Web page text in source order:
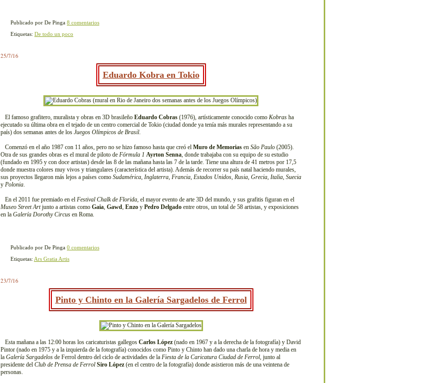
Publicado por De Pinga 8 comentarios
Etiquetas: De todo un poco
25/7/16
Eduardo Kobra en Tokio
El famoso grafitero, muralista y obras en 3D brasileño Eduardo Cobras (1976), artísticamente conocido como Kobras ha
ejecutado su última obra en el tejado de un centro comercial de Tokio (ciudad donde ya tenía más murales representando a su
país) dos semanas antes de los Juegos Olímpicos de Brasil.
Comenzó en el año 1987 con 11 años, pero no se hizo famoso hasta que creó el Muro de Memorias en São Paulo (2005).
Otra de sus grandes obras es el mural de piloto de Fórmula 1 Ayrton Senna, donde trabajaba con su equipo de su estudio
(fundado en 1995 y con doce artistas) desde las 8 de las mañana hasta las 7 de la tarde. Tiene una altura de 41 metros por 17,5
donde muestra colores muy vivos y triangulares (característica del artista). Además de recorrer su país natal haciendo murales,
sus proyectos llegaron más lejos a países como Sudamérica, Inglaterra, Francia, Estados Unidos, Rusia, Grecia, Italia, Suecia
y Polonia.
En el 2011 fue premiado en el Festival Chalk de Florida, el mayor evento de arte 3D del mundo, y sus grafitis figuran en el
Museo Street Artjunto a artistas como Gaia, Gawd, Enzo y Pedro Delgado entre otros, un total de 58 artistas, y exposiciones
en la Galería Dorothy Circus en Roma.
Publicado por De Pinga 0 comentarios
Etiquetas: Ars Gratia Artis
23/7/16
Pinto y Chinto en la Galería Sargadelos de Ferrol
Esta mañana a las 12:00 horas los caricaturistas gallegos Carlos López (nado en 1967 y a la derecha de la fotografía) y David
Pintor (nado en 1975 y a la izquierda de la fotografía) conocidos como Pinto y Chinto han dado una charla de hora y media en
la Galería Sargadelos de Ferrol dentro del ciclo de actividades de la Fiesta de la Caricatura Ciudad de Ferrol, junto al
presidente del Club de Prensa de Ferrol Siro López (en el centro de la fotografía) donde asistieron más de una veintena de
personas.